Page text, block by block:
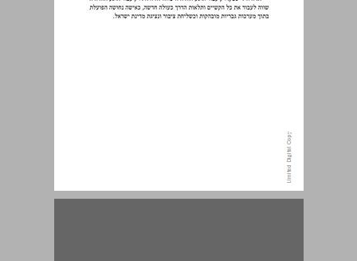
שער ראשון: מבקאו ועד צבא ההגנה לישראל ... 15